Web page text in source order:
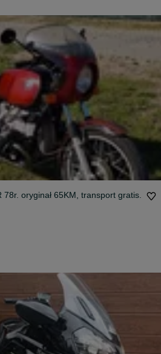
78r. oryginał 65KM, transport gratis.